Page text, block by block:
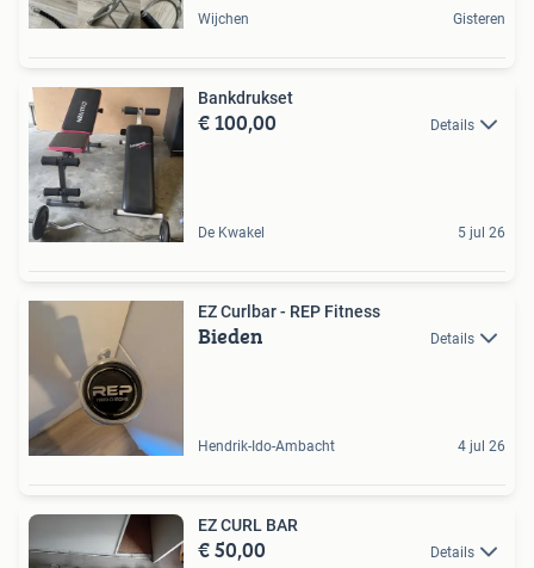
Wijchen Gisteren
Bankdrukset
€ 100,00 Details
De Kwakel 5 jul 26
EZ Curlbar - REP Fitness
Bieden Details
Hendrik-Ido-Ambacht 4 jul 26
EZ CURL BAR
€ 50,00 Details